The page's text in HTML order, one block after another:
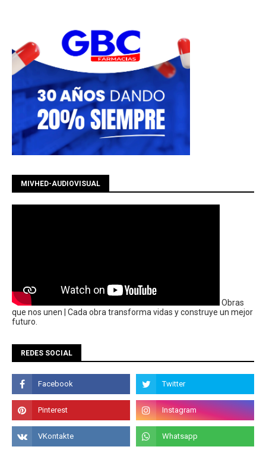
MIVHED-AUDIOVISUAL
Obras
que nos unen | Cada obra transforma vidas y construye un mejor
futuro.
REDES SOCIAL